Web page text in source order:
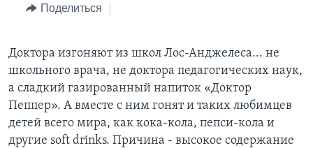
навигации
ИТОГИ
ДИСКУССИЯ VOA
ДЕТАЛИ
НЬЮ-ЙОРК NEW YORK
АМЕРИКА. БОЛЬШОЕ ПУТЕШЕСТВИЕ
НАША АМЕРИКАНСКАЯ ИСТОРИЯ
АРТЕФАКТЫ
АМЕРИКАНСКИЕ ГОРОДКИ
ТЕСТЫ
ИНТЕРВЬЮ
ЗА СВОБОДУ ПРЕССЫ
УЧИМ АНГЛИЙСКИЙ
ВИДЕО
ПОДПИСКА НА НОВОСТИ
Поделиться
Доктора изгоняют из школ Лос-Анджелеса... не
школьного врача, не доктора педагогических наук,
а сладкий газированный напиток «Доктор
Пеппер». А вместе с ним гонят и таких любимцев
детей всего мира, как кока-кола, пепси-кола и
другие soft drinks. Причина - высокое содержание